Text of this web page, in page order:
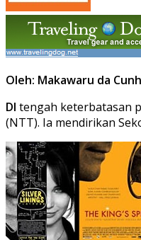
Oleh: Makawaru da
DI tengah keterbatasan
(NTT). Ia mendirikan